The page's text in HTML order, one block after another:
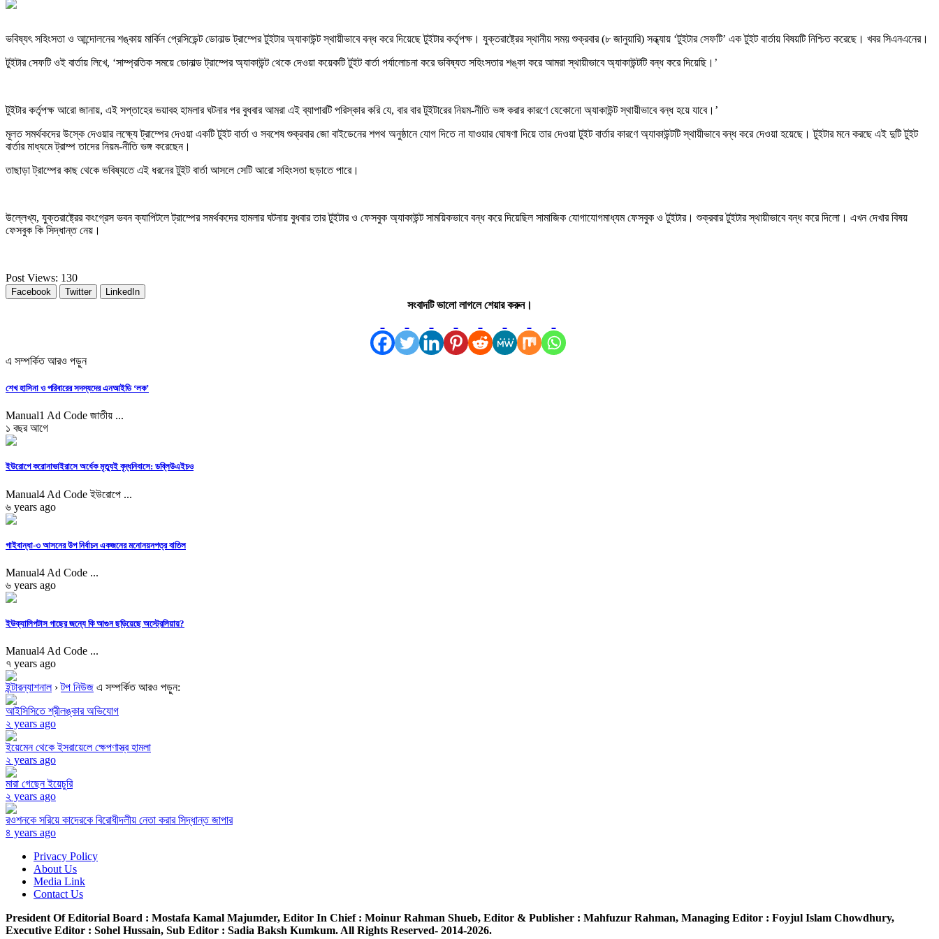
ভবিষ্যৎ সহিংসতা ও আন্দোলনের শঙ্কায় মার্কিন প্রেসিডেন্ট ডোনাল্ড ট্রাম্পের টুইটার অ্যাকাউন্ট স্থায়ীভাবে বন্ধ করে দিয়েছে টুইটার কর্তৃপক্ষ। যুক্তরাষ্ট্রের স্থানীয় সময় শুক্রবার (৮ জানুয়ারি) সন্ধ্যায় ‘টুইটার সেফটি’ এক টুইট বার্তায় বিষয়টি নিশ্চিত করেছে। খবর সিএনএনের।
টুইটার সেফটি ওই বার্তায় লিখে, ‘সাম্প্রতিক সময়ে ডোনাল্ড ট্রাম্পের অ্যাকাউন্ট থেকে দেওয়া কয়েকটি টুইট বার্তা পর্যালোচনা করে ভবিষ্যত সহিংসতার শঙ্কা করে আমরা স্থায়ীভাবে অ্যাকাউন্টটি বন্ধ করে দিয়েছি।’
টুইটার কর্তৃপক্ষ আরো জানায়, এই সপ্তাহের ভয়াবহ হামলার ঘটনার পর বুধবার আমরা এই ব্যাপারটি পরিস্কার করি যে, বার বার টুইটারের নিয়ম-নীতি ভঙ্গ করার কারণে যেকোনো অ্যাকাউন্ট স্থায়ীভাবে বন্ধ হয়ে যাবে।’
মূলত সমর্থকদের উস্কে দেওয়ার লক্ষ্যে ট্রাম্পের দেওয়া একটি টুইট বার্তা ও সবশেষ শুক্রবার জো বাইডেনের শপথ অনুষ্ঠানে যোগ দিতে না যাওয়ার ঘোষণা দিয়ে তার দেওয়া টুইট বার্তার কারণে অ্যাকাউন্টটি স্থায়ীভাবে বন্ধ করে দেওয়া হয়েছে। টুইটার মনে করছে এই দুটি টুইট
বার্তার মাধ্যমে ট্রাম্প তাদের নিয়ম-নীতি ভঙ্গ করেছেন।
তাছাড়া ট্রাম্পের কাছ থেকে ভবিষ্যতে এই ধরনের টুইট বার্তা আসলে সেটি আরো সহিংসতা ছড়াতে পারে।
উল্লেখ্য, যুক্তরাষ্ট্রের কংগ্রেস ভবন ক্যাপিটলে ট্রাম্পের সমর্থকদের হামলার ঘটনায় বুধবার তার টুইটার ও ফেসবুক অ্যাকাউন্ট সাময়িকভাবে বন্ধ করে দিয়েছিল সামাজিক যোগাযোগমাধ্যম ফেসবুক ও টুইটার। শুক্রবার টুইটার স্থায়ীভাবে বন্ধ করে দিলো। এখন দেখার বিষয়
ফেসবুক কি সিদ্ধান্ত নেয়।
Post Views: 130
Facebook Twitter LinkedIn
সংবাদটি ভালো লাগলে শেয়ার করুন।
এ সম্পর্কিত আরও পড়ুন
শেখ হাসিনা ও পরিবারের সদস্যদের এনআইডি ‘লক’
Manual1 Ad Code জাতীয় ...
১ বছর আগে
ইউরোপে করোনাভাইরাসে অর্ধেক মৃত্যুই বৃদ্ধনিবাসে: ডব্লিউএইচও
Manual4 Ad Code ইউরোপে ...
৬ years ago
গাইবান্ধা-৩ আসনের উপ নির্বাচন একজনের মনোনয়নপত্র বাতিল
Manual4 Ad Code ...
৬ years ago
ইউক্যালিপটাস গাছের জন্যে কি আগুন ছড়িয়েছে অস্ট্রেলিয়ায়?
Manual4 Ad Code ...
৭ years ago
ইন্টারন্যাশনাল›টপ নিউজ এ সম্পর্কিত আরও পড়ুন:
আইসিসিতে শ্রীলঙ্কার অভিযোগ
২ years ago
ইয়েমেন থেকে ইসরায়েলে ক্ষেপণাস্ত্র হামলা
২ years ago
মারা গেছেন ইয়েচুরি
২ years ago
রওশনকে সরিয়ে কাদেরকে বিরোধীদলীয় নেতা করার সিদ্ধান্ত জাপার
৪ years ago
Privacy Policy
About Us
Media Link
Contact Us
President Of Editorial Board : Mostafa Kamal Majumder, Editor In Chief : Moinur Rahman Shueb, Editor & Publisher : Mahfuzur Rahman, Managing Editor : Foyjul Islam Chowdhury,
Executive Editor : Sohel Hussain, Sub Editor : Sadia Baksh Kumkum. All Rights Reserved- 2014-2026.